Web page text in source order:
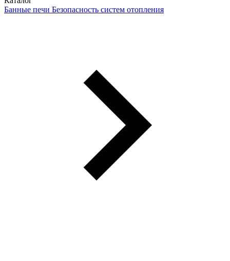
Банные печи Безопасность систем отопления